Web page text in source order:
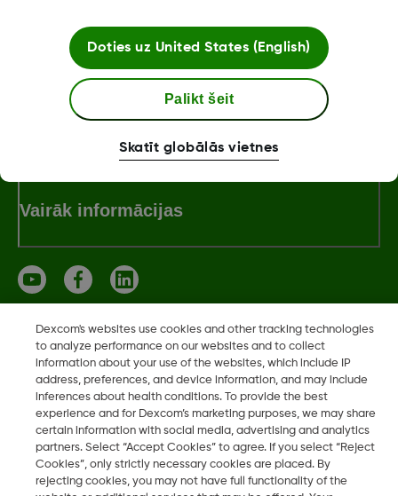
Par Dexcom
Dexcom ONE+ veikals
Vairāk informācijas
"Dexcom, Dexcom Clarity, Dexcom Follow, Dexcom One,
Dexcom Share, Share ir Dexcom, Inc. reģistrētas preču zīmes
ASV un var tikt reģistrētas citās valstīs."
2026 Dexcom, Inc. Visas tiesības paturētas.
Dexcom's websites use cookies and other tracking technologies
to analyze performance on our websites and to collect
information about your use of the websites, which include IP
address, preferences, and device information, and may include
inferences about health conditions. To provide the best
experience and for Dexcom’s marketing purposes, we may share
certain information with social media, advertising and analytics
partners. Select “Accept Cookies” to agree. If you select “Reject
Cookies”, only strictly necessary cookies are placed. By
rejecting cookies, you may not have full functionality of the
Doties uz United States (English)
Palikt šeit
Skatīt globālās vietnes